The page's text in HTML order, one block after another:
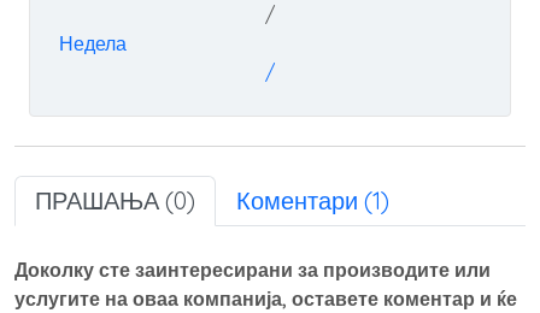
/
Недела
/
ПРАШАЊА (0) Коментари (1)
Доколку сте заинтересирани за производите или
услугите на оваа компанија, оставете коментар и ќе